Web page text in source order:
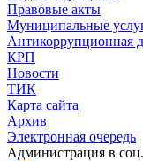
Правовые акты
Муниципальные
Антикоррупционная
КРП
Новости
ТИК
Карта сайта
Архив
Электронная очередь
Администрация в соц.